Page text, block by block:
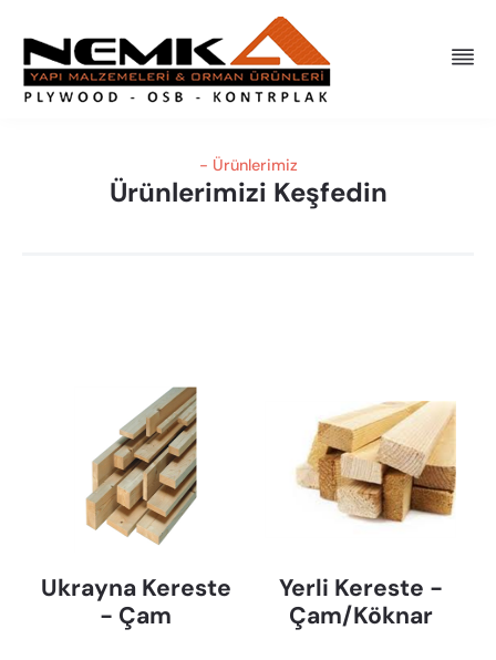
- Ürünlerimiz
Ürünlerimizi Keşfedin
Ukrayna Kereste
- Çam
Yerli Kereste -
Çam/Köknar